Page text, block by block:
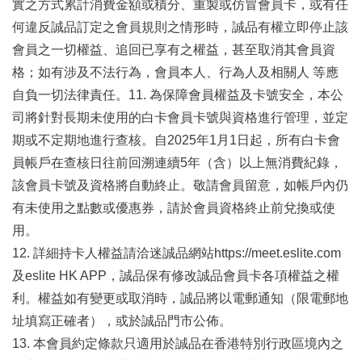
實之方式累計消費金額或積分、重製或仿冒會員卡，或有任
何違反誠品訂定之會員規則之情形時，誠品有權立即停止該
會員之一切權益、追回已享有之權益，甚至取消其會員資
格；如有涉及不法行為，會員本人、行為人及相關人 等應
自負一切法律責任。11. 為保障會員權益及卡號安全，本公
司將針對長期未使用的白卡會員卡號與資格進行管理，並定
期或不定期地進行查核。自2025年1月1日起，所有白卡會
員帳戶在查核日往前回溯連續5年（含）以上無消費紀錄，
該會員卡號及資格將自動終止。敬請會員留意，如帳戶內仍
有未使用之點數或優惠券，請於會員資格終止前兌換或使
用。
12. 詳細持卡人權益請洽迷誠品網站https://meet.eslite.com
及eslite HK APP，誠品保有修改誠品會員卡各項權益之權
利。權益如有變更或取消時，誠品將以電郵通知（限電郵地
址填寫正確者），或於誠品門市公佈。
13. 本會員約定條款只適用於誠品在香港特別行政區境內之